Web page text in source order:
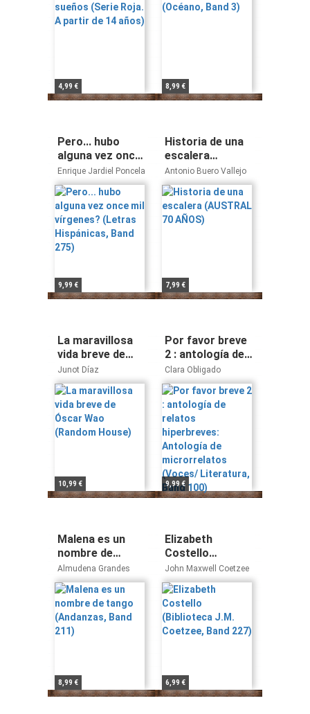
4,99 € 8,99 €
Pero... hubo
alguna vez once
mil vírgenes?
(Letras
Hispánicas, Band
275)
Enrique Jardiel Poncela
9,99 €
Historia de una
escalera
(AUSTRAL 70
AÑOS)
Antonio Buero Vallejo
7,99 €
La maravillosa
vida breve de
Óscar Wao
(Random House)
Junot Díaz
10,99 €
Por favor breve
2 : antología de
relatos
hiperbreves:
Antología de
microrrelatos
(Voces/
Literatura, Band
100)
Clara Obligado
9,99 €
Malena es un
nombre de
tango
(Andanzas, Band
211)
Almudena Grandes
8,99 €
Elizabeth
Costello
(Biblioteca J.M.
Coetzee, Band
227)
John Maxwell Coetzee
6,99 €